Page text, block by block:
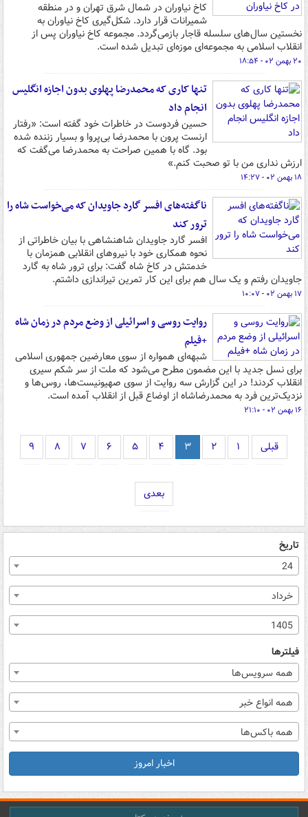
کاخ نیاوران در شمال شرق تهران و در منطقه
شمیرانات قرار دارد. شکل‌گیری کاخ نیاوران به
نخستین سال‌های سلسله قاجار بازمی‌گردد. مجموعه کاخ نیاوران پس از
انقلاب اسلامی به مجموعه‌ای موزه‌ای تبدیل شده است.
۲۰ بهمن ۰۲ - ۱۸:۵۴
تنها کاری که محمدرضا پهلوی بدون اجازه انگلیس
انجام داد
حسین فردوست در خاطرات خود گفته است: «رفتار
ارنست پرون با محمدرضا بی‌پروا و بسیار زننده شده
بود. گاه با همین صراحت به محمدرضا می‌گفت که
ارزش نداری من با تو صحبت کنم.»
۱۸ بهمن ۰۲ - ۱۴:۲۷
ناگفته‌های افسر گارد جاویدان که می‌خواست شاه را
ترور کند
افسر گارد جاویدان شاهنشاهی با بیان خاطراتی از
نحوه همکاری خود با نیروهای انقلابی همزمان با
خدمتش در کاخ شاه گفت: برای ترور شاه به گارد
جاویدان رفتم و یک سال هم برای این کار تمرین تیراندازی داشتم.
۱۷ بهمن ۰۲ - ۱۰:۰۷
روایت روسی و اسرائیلی از وضع مردم در زمان شاه
+فیلم
شبهه‌ای همواره از سوی معارضین جمهوری اسلامی
برای نسل جدید با این مضمون مطرح می‌شود که ملت از سر شکم سیری
انقلاب کردند! در این گزارش سه روایت از سوی صهیونیست‌ها، روس‌ها و
نزدیک‌ترین فرد به محمدرضاشاه از اوضاع قبل از انقلاب آمده است.
۱۶ بهمن ۰۲ - ۲۱:۱۰
قبلی ۱ ۲ ۳ ۴ ۵ ۶ ۷ ۸ ۹
بعدی
تاریخ
24
خرداد
1405
فیلترها
همه سرویس‌ها
همه انواع خبر
همه باکس‌ها
اخبار امروز